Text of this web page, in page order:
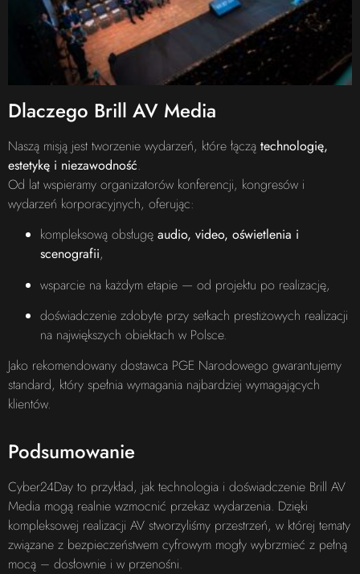
Dlaczego Brill AV Media
Naszą misją jest tworzenie wydarzeń, które łączą technologię,
estetykę i niezawodność.
Od lat wspieramy organizatorów konferencji, kongresów i
wydarzeń korporacyjnych, oferując:
kompleksową obsługę audio, video, oświetlenia i
scenografii,
wsparcie na każdym etapie — od projektu po realizację,
doświadczenie zdobyte przy setkach prestiżowych realizacji
na największych obiektach w Polsce.
Jako rekomendowany dostawca PGE Narodowego gwarantujemy
standard, który spełnia wymagania najbardziej wymagających
klientów.
Podsumowanie
Cyber24Day to przykład, jak technologia i doświadczenie Brill AV
Media mogą realnie wzmocnić przekaz wydarzenia. Dzięki
kompleksowej realizacji AV stworzyliśmy przestrzeń, w której tematy
związane z bezpieczeństwem cyfrowym mogły wybrzmieć z pełną
mocą – dosłownie i w przenośni.